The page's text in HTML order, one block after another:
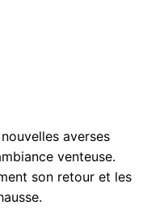
averses
venteuse.
son retour et les